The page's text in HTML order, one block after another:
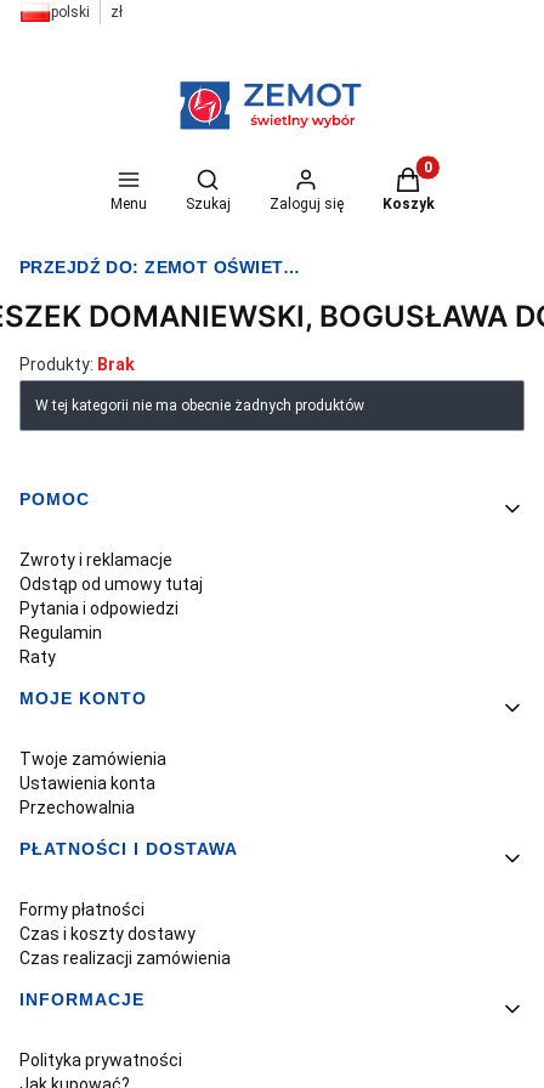
polski zł
Menu
Otwórz wyszukiwarkę
Szukaj Zaloguj się
Produkty w
Koszyk
PRZEJDŹ DO:ZEMOT OŚWIETLENIE I ELEKTRYKA
DOMANIEWSKI, BOGUSŁAWA
Produkty: Brak
Lista produktów
W tej kategorii nie ma obecnie żadnych produktów
Linki w stopce
POMOC
Zwroty i reklamacje
Odstąp od umowy tutaj
Pytania i odpowiedzi
Regulamin
Raty
MOJE KONTO
Twoje zamówienia
Ustawienia konta
Przechowalnia
PŁATNOŚCI I DOSTAWA
Formy płatności
Czas i koszty dostawy
Czas realizacji zamówienia
INFORMACJE
Polityka prywatności